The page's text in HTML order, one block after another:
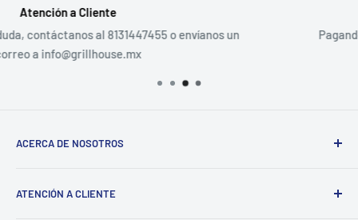
un
Pagando con tarjeta o incluso con PayPal
ACERCA DE NOSOTROS
Política de reembolso
ATENCIÓN A CLIENTE